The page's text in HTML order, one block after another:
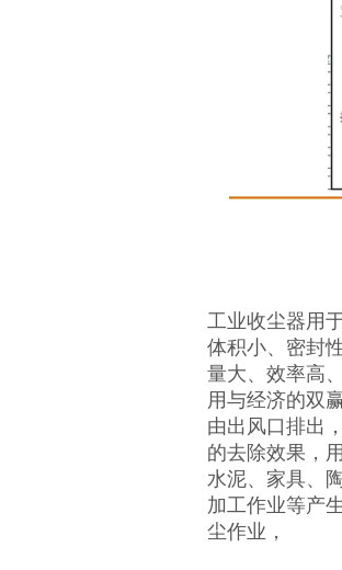
工业收尘器用
体积小、密封
量大、效率高
用与经济的双
由出风口排出
的去除效果，
水泥、家具、
加工作业等产
尘作业，